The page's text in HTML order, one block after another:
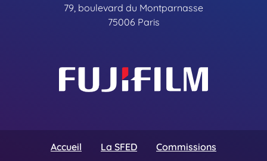
79, boulevard du Montparnasse
75006 Paris
Accueil La SFED
Commissions